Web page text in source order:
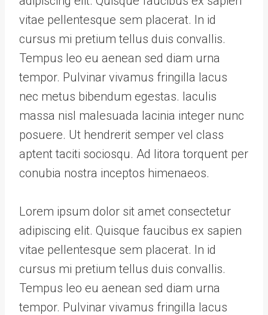
vitae pellentesque sem placerat. In id
cursus mi pretium tellus duis convallis.
Tempus leo eu aenean sed diam urna
tempor. Pulvinar vivamus fringilla lacus
nec metus bibendum egestas. Iaculis
massa nisl malesuada lacinia integer nunc
posuere. Ut hendrerit semper vel class
aptent taciti sociosqu. Ad litora torquent per
conubia nostra inceptos himenaeos.
Lorem ipsum dolor sit amet consectetur
adipiscing elit. Quisque faucibus ex sapien
vitae pellentesque sem placerat. In id
cursus mi pretium tellus duis convallis.
Tempus leo eu aenean sed diam urna
tempor. Pulvinar vivamus fringilla lacus